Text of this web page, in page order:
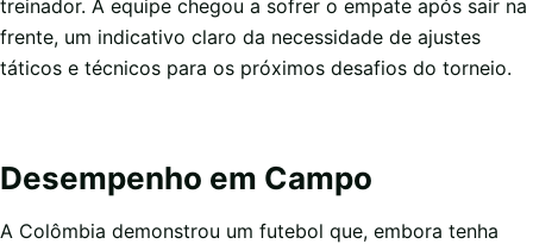
treinador. A equipe chegou a sofrer o empate após sair na
frente, um indicativo claro da necessidade de ajustes
táticos e técnicos para os próximos desafios do torneio.
Desempenho em Campo
A Colômbia demonstrou um futebol que, embora tenha